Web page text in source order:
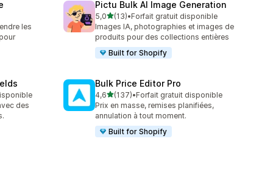
les
Pictu Bulk AI Image Generation
5,0étoile(s) sur 5
(13)
13 avis au total
•Forfait gratuit disponible
Images IA, photographies et images de
produits pour des collections entières
Built for Shopify
des
Bulk Price Editor Pro
4,6étoile(s) sur 5
(137)
137 avis au total
•Forfait gratuit disponible
Prix en masse, remises planifiées,
annulation à tout moment.
Built for Shopify